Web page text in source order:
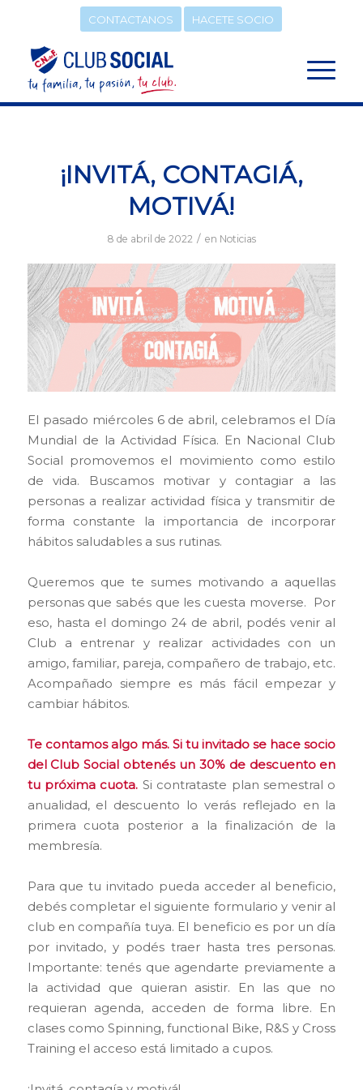
CONTACTANOS HACETE SOCIO
¡INVITÁ, CONTAGIÁ,
MOTIVÁ!
8 de abril de 2022 / en Noticias
El pasado miércoles 6 de abril, celebramos el Día
Mundial de la Actividad Física. En Nacional Club
Social promovemos el movimiento como estilo
de vida. Buscamos motivar y contagiar a las
personas a realizar actividad física y transmitir de
forma constante la importancia de incorporar
hábitos saludables a sus rutinas.
Queremos que te sumes motivando a aquellas
personas que sabés que les cuesta moverse. Por
eso, hasta el domingo 24 de abril, podés venir al
Club a entrenar y realizar actividades con un
amigo, familiar, pareja, compañero de trabajo, etc.
Acompañado siempre es más fácil empezar y
cambiar hábitos.
Te contamos algo más. Si tu invitado se hace socio
del Club Social obtenés un 30% de descuento en
tu próxima cuota. Si contrataste plan semestral o
anualidad, el descuento lo verás reflejado en la
primera cuota posterior a la finalización de la
membresía.
Para que tu invitado pueda acceder al beneficio,
debés completar el siguiente formulario y venir al
club en compañía tuya. El beneficio es por un día
por invitado, y podés traer hasta tres personas.
Importante: tenés que agendarte previamente a
la actividad que quieran asistir. En las que no
requieran agenda, acceden de forma libre. En
clases como Spinning, functional Bike, R&S y Cross
Training el acceso está limitado a cupos.